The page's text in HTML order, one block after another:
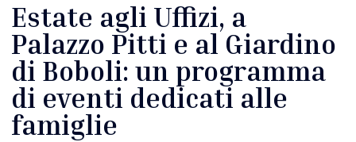
Estate agli Uffizi, a
Palazzo Pitti e al Giardino
di Boboli: un programma
di eventi dedicati alle
famiglie